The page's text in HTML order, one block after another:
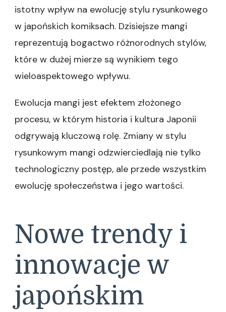
istotny wpływ na ewolucję stylu rysunkowego
w japońskich komiksach. Dzisiejsze mangi
reprezentują bogactwo różnorodnych stylów,
które w dużej mierze są wynikiem tego
wieloaspektowego wpływu.
Ewolucja mangi jest efektem złożonego
procesu, w którym historia i kultura Japonii
odgrywają kluczową rolę. Zmiany w stylu
rysunkowym mangi odzwierciedlają nie tylko
technologiczny postęp, ale przede wszystkim
ewolucję społeczeństwa i jego wartości.
Nowe trendy i
innowacje w
japońskim